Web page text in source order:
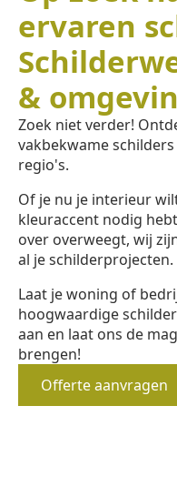
ervaren
&
Zoek niet verder!
vakbekwame schilders
regio's.
Of je nu je interieur
kleuraccent nodig
over overweegt, wij
al je schilderprojecten.
Laat je woning of
hoogwaardige
aan en laat ons de
brengen!
Offerte aanvragen